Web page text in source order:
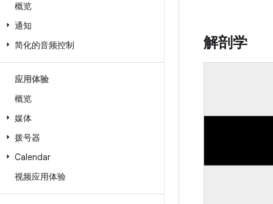
概览
通知
简化的音频控制
应用体验
概览
媒体
拨号器
Calendar
视频应用体验
解剖学